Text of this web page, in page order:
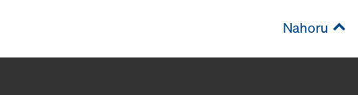
Nahoru